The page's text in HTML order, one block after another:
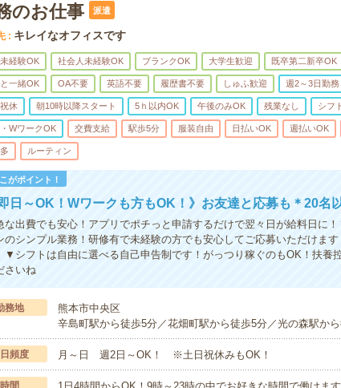
のお仕事
派遣
キレイなオフィスです
経験OK 社会人未経験OK ブランクOK 大学生歓迎 既卒第二新卒OK
一緒OK OA不要 英語不要 履歴書不要 しゅふ歓迎 週2～3日勤務
休 朝10時以降スタート 5ｈ以内OK 午後のみOK 残業なし シフト
WワークOK 交費支給 駅歩5分 服装自由 日払いOK 週払いOK
ルーティン
がポイント！
即日～OK！Wワークも方もOK！》お友達と応募も＊20名
出費でも安心！アプリでポチっと申請するだけで翌々日が給料日に
のシンプル業務！研修有で未経験の方でも安心してご応募いただけま
▼シフトは自由に選べる自己申告制です！がっつり稼ぐのもOK！扶養
さいね
務地
熊本市中央区
辛島町駅から徒歩5分／花畑町駅から徒歩5分／光の森駅か
頻度 月～日 週2日～OK！ ※土日祝休みもOK！
時間